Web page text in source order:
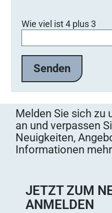
Wie viel ist 4 plus 3
Melden Sie sich zu
an und verpassen
Neuigkeiten,
Informationen
JETZT ZUM
ANMELDEN